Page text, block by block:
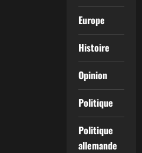
Europe
Histoire
Opinion
Politique
Politique
allemande